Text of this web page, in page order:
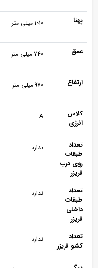
پهنا 1010 میلی متر
عمق 740 میلی متر
ارتفاع 970 میلی متر
کلاس
انرژی
A
تعداد
طبقات
روی درب
فریزر
ندارد
تعداد
طبقات
داخلی
فریزر
ندارد
تعداد
کشو فریزر
ندارد